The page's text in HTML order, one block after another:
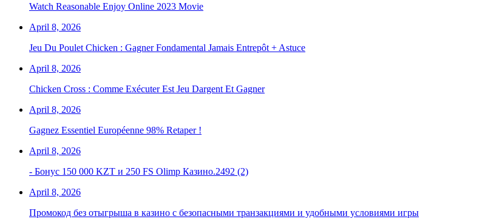
Watch Reasonable Enjoy Online 2023 Movie
April 8, 2026
Jeu Du Poulet Chicken : Gagner Fondamental Jamais Entrepôt + Astuce
April 8, 2026
Chicken Cross : Comme Exécuter Est Jeu Dargent Et Gagner
April 8, 2026
Gagnez Essentiel Européenne 98% Retaper !
April 8, 2026
- Бонус 150 000 KZT и 250 FS Olimp Казино.2492 (2)
April 8, 2026
Промокод без отыгрыша в казино с безопасными транзакциями и удобными условиями игры